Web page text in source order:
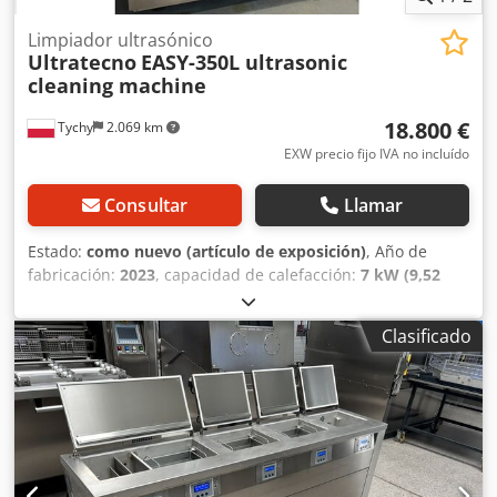
Tychy 2.069 km
Limpiador ultrasónico
Ultratecno EASY-350L ultrasonic
cleaning machine
18.800 €
EXW precio fijo IVA no incluído
Consultar Llamar
Estado: como nuevo (artículo de exposición), Año de
fabricación: 2023, capacidad de calefacción: 7 kW (9,52
, capacidad del depósito:350 l
altura:600 mm, dimensión interior longitud:900 mm,
dimensión interior anchura: 650 mm, tensión de entrada:
400 V, frecuencia de entrada:28.000 Hz, Máquina de
limpieza por ultrasonidos de alta potencia Ultratecno
EASY-350L. Máquina de demostración de 2023 utilizado
para presentaciones y exposiciones por el distribuidor en
Polonia. Excelente estado, como nueva. La más alta calidad
de los componentes y varias soluciones innovadoras
Clasificado